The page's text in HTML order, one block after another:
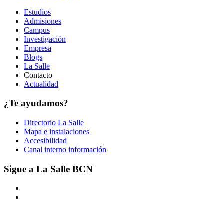
Estudios
Admisiones
Campus
Investigación
Empresa
Blogs
La Salle
Contacto
Actualidad
¿Te ayudamos?
Directorio La Salle
Mapa e instalaciones
Accesibilidad
Canal interno información
Sigue a La Salle BCN